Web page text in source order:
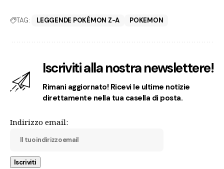
TAG: LEGGENDE POKÉMON Z-A POKEMON
Iscriviti alla nostra newslettere!
Rimani aggiornato! Ricevi le ultime notizie
direttamente nella tua casella di posta.
Indirizzo email: